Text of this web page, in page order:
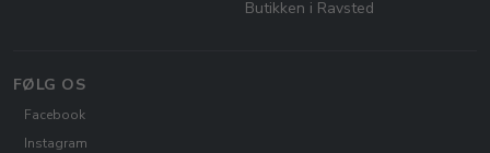
Butikken i Ravsted
FØLG OS
Facebook
Instagram